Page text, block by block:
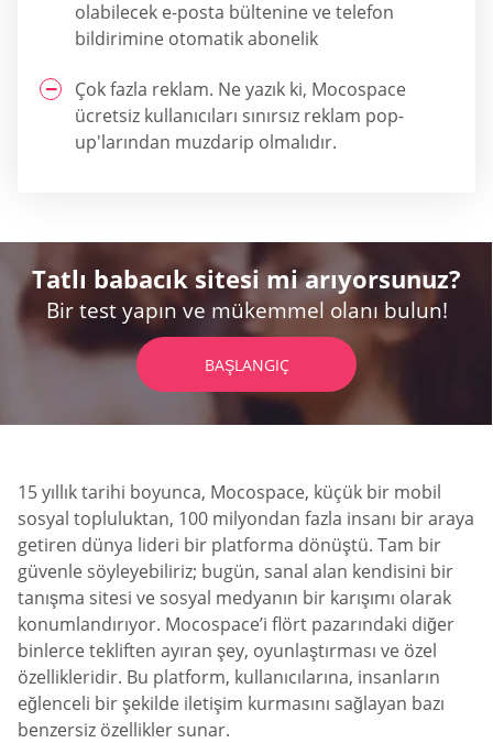
olabilecek e-posta bültenine ve telefon
bildirimine otomatik abonelik
Çok fazla reklam. Ne yazık ki, Mocospace
ücretsiz kullanıcıları sınırsız reklam pop-
up'larından muzdarip olmalıdır.
Tatlı babacık sitesi mi arıyorsunuz?
Bir test yapın ve mükemmel olanı bulun!
BAŞLANGIÇ
15 yıllık tarihi boyunca, Mocospace, küçük bir mobil
sosyal topluluktan, 100 milyondan fazla insanı bir araya
getiren dünya lideri bir platforma dönüştü. Tam bir
güvenle söyleyebiliriz; bugün, sanal alan kendisini bir
tanışma sitesi ve sosyal medyanın bir karışımı olarak
konumlandırıyor. Mocospace’i flört pazarındaki diğer
binlerce tekliften ayıran şey, oyunlaştırması ve özel
özellikleridir. Bu platform, kullanıcılarına, insanların
eğlenceli bir şekilde iletişim kurmasını sağlayan bazı
benzersiz özellikler sunar.